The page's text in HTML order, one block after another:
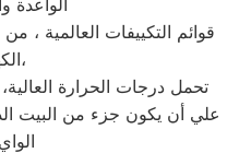
الواعدة
قوائم التكييفات العالمية ،
الكهرباء،
تحمل درجات الحرارة
علي أن يكون جزء من البيت